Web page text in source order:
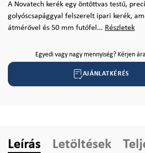
A Novatech kerék egy öntöttvas testű,
golyóscsapággyal felszerelt ipari kerék,
átmérővel és 50 mm futófel... Részletek
Egyedi vagy nagy mennyiség? Kérjen
AJÁNLATKÉRÉS
Leírás Letöltések